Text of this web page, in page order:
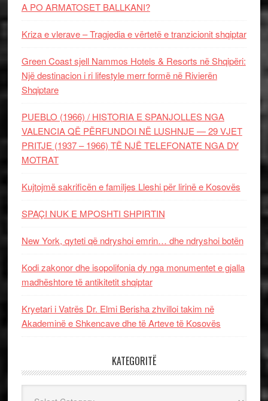
A PO ARMATOSET BALLKANI?
Kriza e vlerave – Tragjedia e vërtetë e tranzicionit shqiptar
Green Coast sjell Nammos Hotels & Resorts në Shqipëri:
Një destinacion i ri lifestyle merr formë në Rivierën
Shqiptare
PUEBLO (1966) / HISTORIA E SPANJOLLES NGA
VALENCIA QË PËRFUNDOI NË LUSHNJE — 29 VJET
PRITJE (1937 – 1966) TË NJË TELEFONATE NGA DY
MOTRAT
Kujtojmë sakrificën e familjes Lleshi për lirinë e Kosovës
SPAÇI NUK E MPOSHTI SHPIRTIN
New York, qyteti që ndryshoi emrin… dhe ndryshoi botën
Kodi zakonor dhe isopolifonia dy nga monumentet e gjalla
madhështore të antikitetit shqiptar
Kryetari i Vatrës Dr. Elmi Berisha zhvilloi takim në
Akademinë e Shkencave dhe të Arteve të Kosovës
KATEGORITË